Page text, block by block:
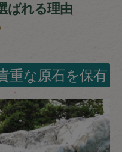
ばれる理由
重な原石を保有